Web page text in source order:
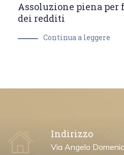
Assoluzione piena
dei redditi
Continua a leggere
Indirizzo
Via Angelo